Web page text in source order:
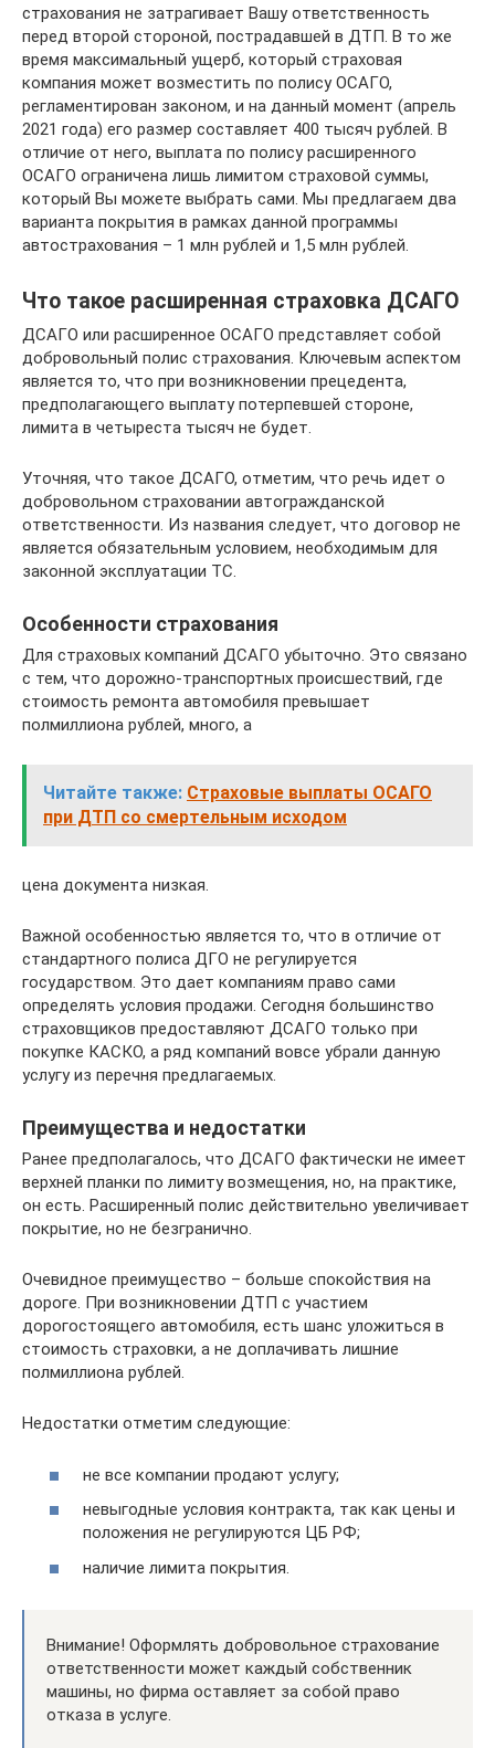
страхования не затрагивает Вашу ответственность
перед второй стороной, пострадавшей в ДТП. В то же
время максимальный ущерб, который страховая
компания может возместить по полису ОСАГО,
регламентирован законом, и на данный момент (апрель
2021 года) его размер составляет 400 тысяч рублей. В
отличие от него, выплата по полису расширенного
ОСАГО ограничена лишь лимитом страховой суммы,
который Вы можете выбрать сами. Мы предлагаем два
варианта покрытия в рамках данной программы
автострахования – 1 млн рублей и 1,5 млн рублей.
Что такое расширенная страховка ДСАГО
ДСАГО или расширенное ОСАГО представляет собой
добровольный полис страхования. Ключевым аспектом
является то, что при возникновении прецедента,
предполагающего выплату потерпевшей стороне,
лимита в четыреста тысяч не будет.
Уточняя, что такое ДСАГО, отметим, что речь идет о
добровольном страховании автогражданской
ответственности. Из названия следует, что договор не
является обязательным условием, необходимым для
законной эксплуатации ТС.
Особенности страхования
Для страховых компаний ДСАГО убыточно. Это связано
с тем, что дорожно-транспортных происшествий, где
стоимость ремонта автомобиля превышает
полмиллиона рублей, много, а
Читайте также: Cтраховые выплаты ОСАГО
при ДТП со смертельным исходом
цена документа низкая.
Важной особенностью является то, что в отличие от
стандартного полиса ДГО не регулируется
государством. Это дает компаниям право сами
определять условия продажи. Сегодня большинство
страховщиков предоставляют ДСАГО только при
покупке КАСКО, а ряд компаний вовсе убрали данную
услугу из перечня предлагаемых.
Преимущества и недостатки
Ранее предполагалось, что ДСАГО фактически не имеет
верхней планки по лимиту возмещения, но, на практике,
он есть. Расширенный полис действительно увеличивает
покрытие, но не безгранично.
Очевидное преимущество – больше спокойствия на
дороге. При возникновении ДТП с участием
дорогостоящего автомобиля, есть шанс уложиться в
стоимость страховки, а не доплачивать лишние
полмиллиона рублей.
Недостатки отметим следующие:
не все компании продают услугу;
невыгодные условия контракта, так как цены и
положения не регулируются ЦБ РФ;
наличие лимита покрытия.
Внимание! Оформлять добровольное страхование
ответственности может каждый собственник
машины, но фирма оставляет за собой право
отказа в услуге.